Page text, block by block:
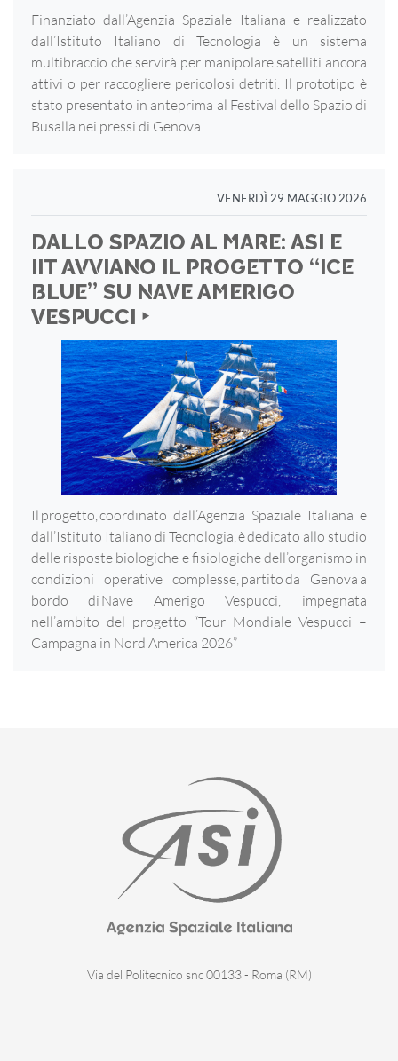
Finanziato dall’Agenzia Spaziale Italiana e realizzato
dall’Istituto Italiano di Tecnologia è un sistema
multibraccio che servirà per manipolare satelliti ancora
attivi o per raccogliere pericolosi detriti. Il prototipo è
stato presentato in anteprima al Festival dello Spazio di
Busalla nei pressi di Genova
VENERDÌ 29 MAGGIO 2026
DALLO SPAZIO AL MARE: ASI E
IIT AVVIANO IL PROGETTO “ICE
BLUE” SU NAVE AMERIGO
VESPUCCI ‣
Il progetto, coordinato dall’Agenzia Spaziale Italiana e
dall’Istituto Italiano di Tecnologia, è dedicato allo studio
delle risposte biologiche e fisiologiche dell’organismo in
condizioni operative complesse, partito da Genova a
bordo di Nave Amerigo Vespucci, impegnata
nell’ambito del progetto “Tour Mondiale Vespucci –
Campagna in Nord America 2026”
Via del Politecnico snc 00133 - Roma (RM)